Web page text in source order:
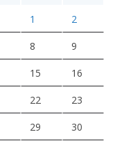
1 2
8 9
15 16
22 23
29 30